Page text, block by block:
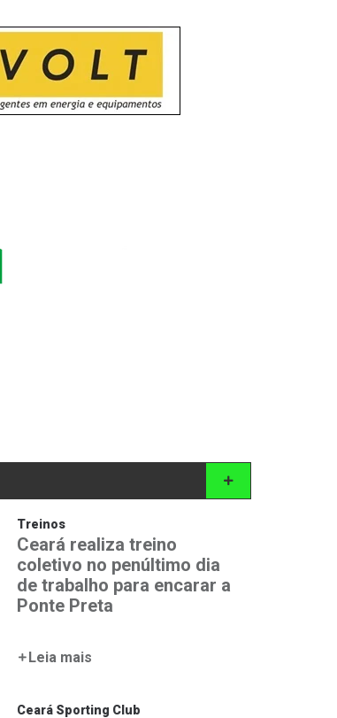
Treinos
Ceará realiza treino
coletivo no penúltimo dia
de trabalho para encarar a
Ponte Preta
Leia mais
Ceará Sporting Club